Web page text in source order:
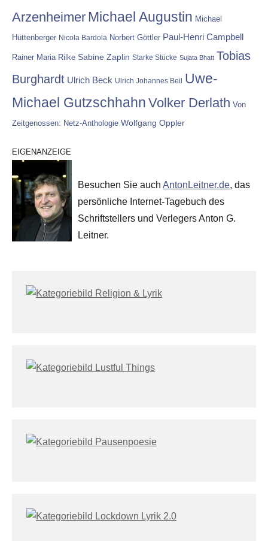
Arzenheimer Michael Augustin Michael
Hüttenberger Nicola Bardola Norbert Göttler Paul-Henri Campbell
Rainer Maria Rilke Sabine Zaplin Starke Stücke Sujata Bhatt Tobias
Burghardt Ulrich Beck Ulrich Johannes Beil Uwe-
Michael Gutzschhahn Volker Derlath Von
Zeitgenossen: Netz-Anthologie Wolfgang Oppler
EIGENANZEIGE
Besuchen Sie auch AntonLeitner.de, das
persönliche Internet-Tagebuch des
Schriftstellers und Verlegers Anton G.
Leitner.